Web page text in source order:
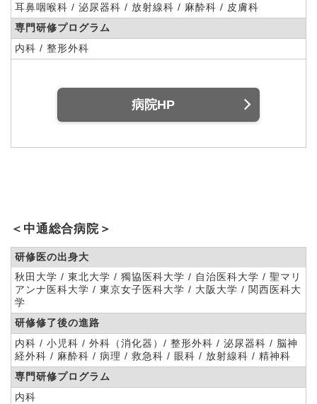
耳鼻咽喉科 / 泌尿器科 / 放射線科 / 麻酔科 / 皮膚科
専門研修プログラム
内科 / 整形外科
病院HP
＜中通総合病院＞
研修医の出身大
秋田大学 / 東北大学 / 獨協医科大学 / 自治医科大学 / 聖マリ
アンナ医科大学 / 東京女子医科大学 / 大阪大学 / 関西医科大
学
研修修了後の進路
内科 / 小児科 / 外科（消化器）/ 整形外科 / 泌尿器科 / 脳神
経外科 / 麻酔科 / 病理 / 救急科 / 眼科 / 放射線科 / 精神科
専門研修プログラム
内科